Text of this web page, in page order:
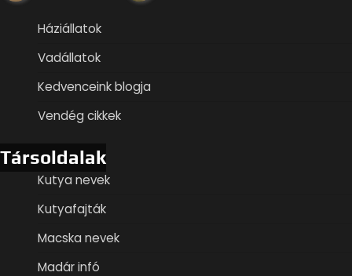
Háziállatok
Vadállatok
Kedvenceink blogja
Vendég cikkek
Társoldalak
Kutya nevek
Kutyafajták
Macska nevek
Madár infó